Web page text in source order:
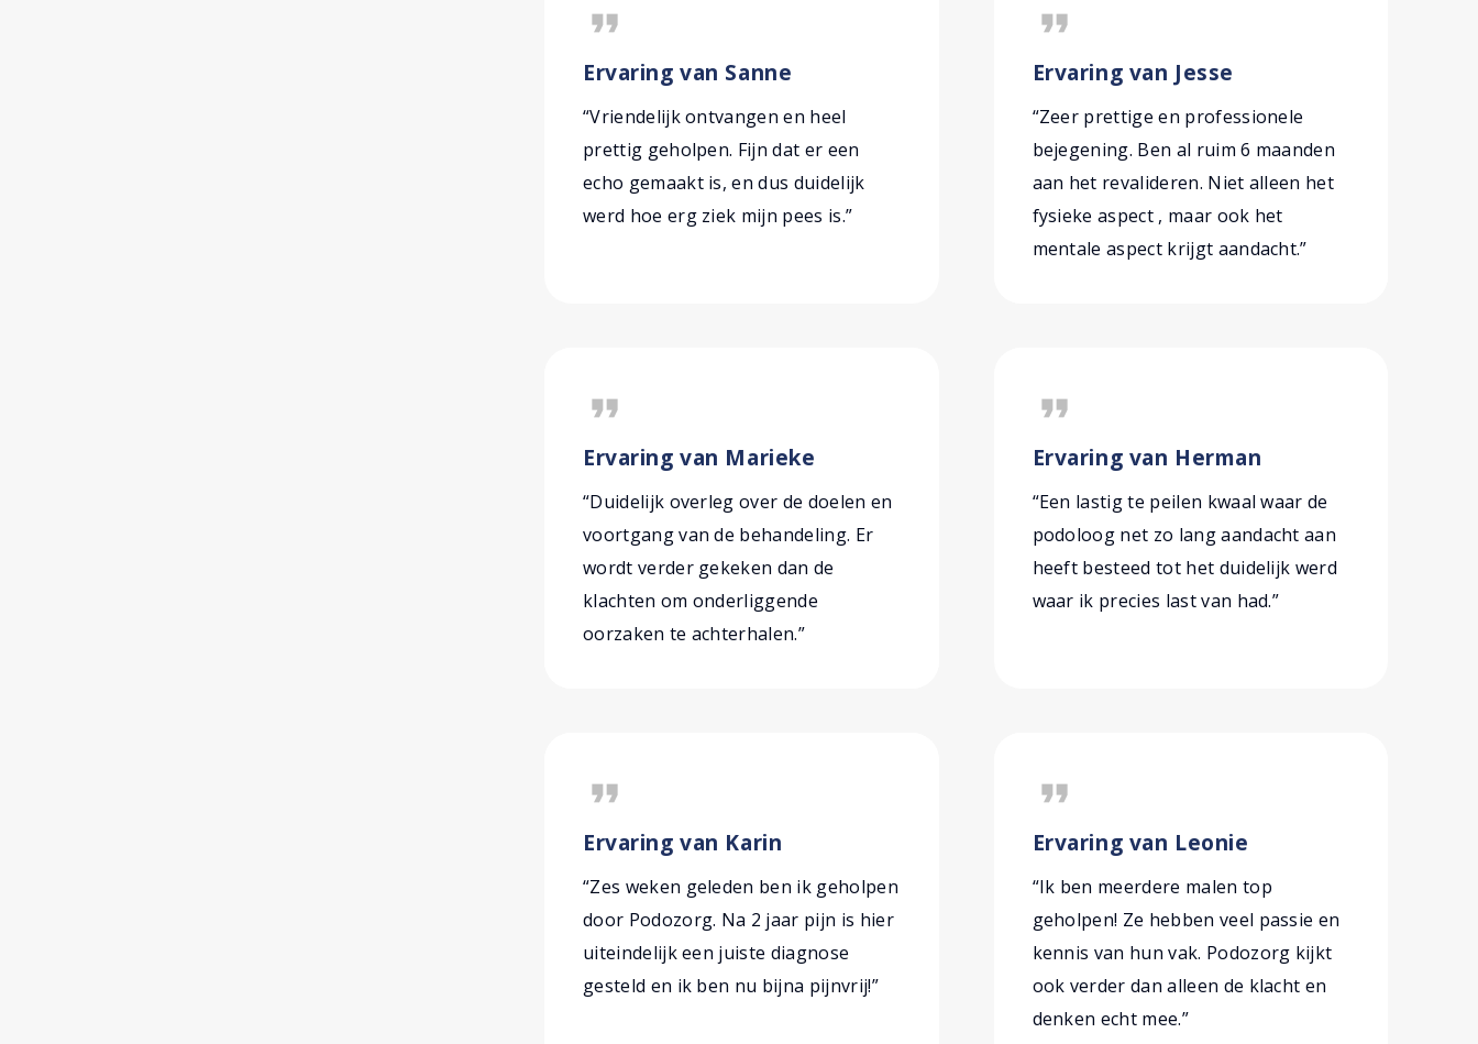
format_quote
Ervaring van Sanne
“Vriendelijk ontvangen en heel
prettig geholpen. Fijn dat er een
echo gemaakt is, en dus duidelijk
werd hoe erg ziek mijn pees is.”
format_quote
Ervaring van Jesse
“Zeer prettige en professionele
bejegening. Ben al ruim 6 maanden
aan het revalideren. Niet alleen het
fysieke aspect , maar ook het
mentale aspect krijgt aandacht.”
format_quote
Ervaring van Marieke
“Duidelijk overleg over de doelen en
voortgang van de behandeling. Er
wordt verder gekeken dan de
klachten om onderliggende
oorzaken te achterhalen.”
format_quote
Ervaring van Herman
“Een lastig te peilen kwaal waar de
podoloog net zo lang aandacht aan
heeft besteed tot het duidelijk werd
waar ik precies last van had.”
format_quote
Ervaring van Karin
“Zes weken geleden ben ik geholpen
door Podozorg. Na 2 jaar pijn is hier
uiteindelijk een juiste diagnose
gesteld en ik ben nu bijna pijnvrij!”
format_quote
Ervaring van Leonie
“Ik ben meerdere malen top
geholpen! Ze hebben veel passie en
kennis van hun vak. Podozorg kijkt
ook verder dan alleen de klacht en
denken echt mee.”